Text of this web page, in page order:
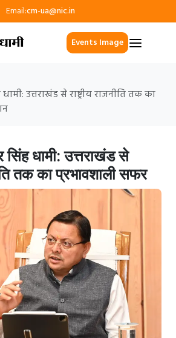
Email:cm-ua@nic.in
Events Image
उत्तराखंड से राष्ट्रीय राजनीति तक का
सिंह धामी: उत्तराखंड से
तक का प्रभावशाली सफर